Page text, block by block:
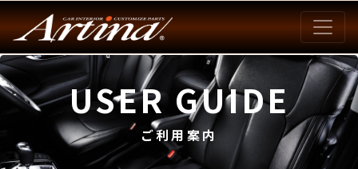
USER GUIDE
ご利用案内